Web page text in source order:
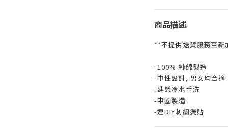
商品描述
**不提供送貨服務至新
-100% 純綿製造
-中性設計, 男女均合適
-建議冷水手洗
-中國製造
-連DIY刺繡燙貼